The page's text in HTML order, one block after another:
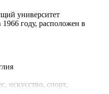
университет
году, расположен в
искусство, спорт,